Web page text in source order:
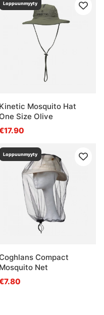
Loppuunmyyty
Kinetic Mosquito Hat
Size Olive
Loppuunmyyty
Compact
Mosquito Net